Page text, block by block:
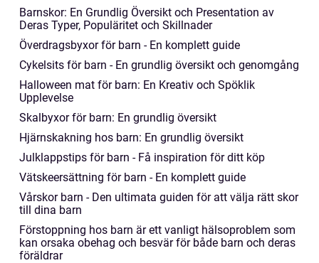
Barnskor: En Grundlig Översikt och Presentation av
Deras Typer, Populäritet och Skillnader
Överdragsbyxor för barn - En komplett guide
Cykelsits för barn - En grundlig översikt och genomgång
Halloween mat för barn: En Kreativ och Spöklik
Upplevelse
Skalbyxor för barn: En grundlig översikt
Hjärnskakning hos barn: En grundlig översikt
Julklappstips för barn - Få inspiration för ditt köp
Vätskeersättning för barn - En komplett guide
Vårskor barn - Den ultimata guiden för att välja rätt skor
till dina barn
Förstoppning hos barn är ett vanligt hälsoproblem som
kan orsaka obehag och besvär för både barn och deras
föräldrar